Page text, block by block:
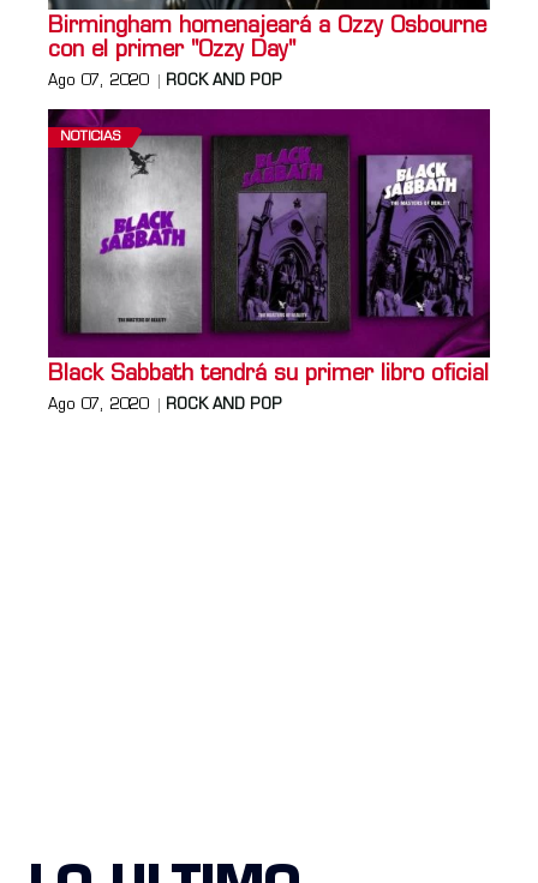
Birmingham homenajeará a Ozzy Osbourne
con el primer "Ozzy Day"
Ago 07, 2020 ROCK AND POP
NOTICIAS
Black Sabbath tendrá su primer libro oficial
Ago 07, 2020 ROCK AND POP